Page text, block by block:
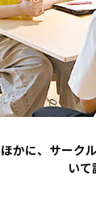
かに、サーク
いて